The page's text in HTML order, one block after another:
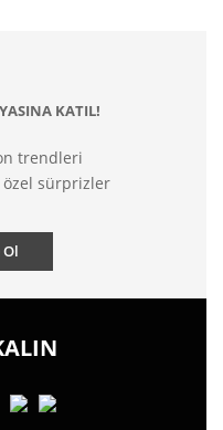
KATIL!
trendleri
özel sürprizler